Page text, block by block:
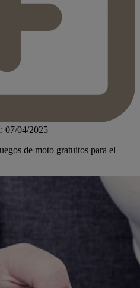
07/04/2025
de moto gratuitos para el